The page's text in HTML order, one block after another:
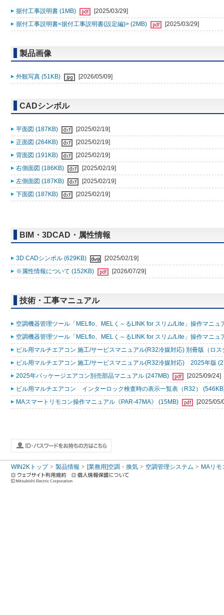
据付工事説明書 (1MB)
[2025/03/29]
据付工事説明書<据付工事説明書(設定編)> (2MB)
[2025/03/29]
製品画像
外観写真 (51KB) [2026/05/09]
CADシンボル
平面図 (187KB)
[2025/02/19]
正面図 (264KB)
[2025/02/19]
背面図 (191KB)
[2025/02/19]
右側面図 (186KB)
[2025/02/19]
左側面図 (187KB)
[2025/02/19]
下面図 (187KB)
[2025/02/19]
BIM・3DCAD・属性情報
3D CADシンボル (629KB)
[2025/02/19]
※属性情報について (152KB)
[2026/07/29]
技術・工事マニュアル
空調機器管理ツール「MELflo、MELく～るLINK for スリム/Lite」操作マニュ
空調機器管理ツール「MELflo、MELく～るLINK for スリム/Lite」操作マニュ
ビル用マルチエアコン 施工/サービスマニュアル(R32冷媒対応) 別冊版（ロ
ビル用マルチエアコン 施工/サービスマニュアル(R32冷媒対応) 2025年版
2025年パッケージエアコン別売部品マニュアル (247MB)
[2025/09/24]
ビル用マルチエアコン インターロック検査時の表示一覧表（R32）
MAスマートリモコン操作マニュアル《PAR-47MA》 (15MB)
[2025/05/
WIN2Kトップ 製品情報 [業務用]空調・換気 空調管理システム MAリモ